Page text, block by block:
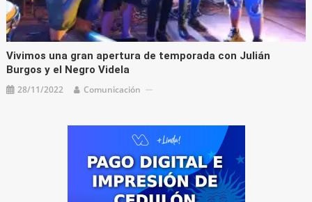
Vivimos una gran apertura de temporada con Julián
Burgos y el Negro Videla
28/11/2022 Comunicación